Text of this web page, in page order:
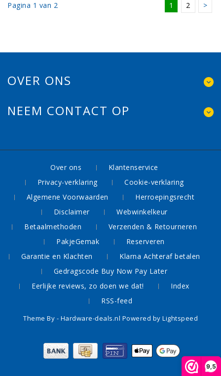
9,5
Pagina 1 van 2 1 2 >
OVER ONS
NEEM CONTACT OP
Over ons
Klantenservice
Privacy-verklaring
Cookie-verklaring
Algemene Voorwaarden
Herroepingsrecht
Disclaimer
Webwinkelkeur
Betaalmethoden
Verzenden & Retourneren
PakjeGemak
Reserveren
Garantie en Klachten
Klarna Achteraf betalen
Gedragscode Buy Now Pay Later
Eerlijke reviews, zo doen we dat!
Index
RSS-feed
Theme By - Hardware-deals.nl Powered by Lightspeed